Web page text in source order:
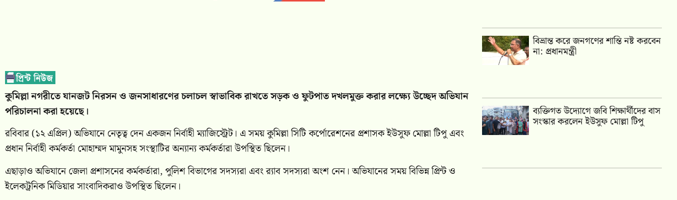
কুমিল্লা নগরীতে যানজট নিরসন ও জনসাধারণের চলাচল স্বাভাবিক রাখতে সড়ক ও ফুটপাত দখলমুক্ত করার লক্ষ্যে উচ্ছেদ অভিযান
পরিচালনা করা হয়েছে।
রবিবার (১২ এপ্রিল) অভিযানে নেতৃত্ব দেন একজন নির্বাহী ম্যাজিস্ট্রেট। এ সময় কুমিল্লা সিটি কর্পোরেশনের প্রশাসক ইউসুফ মোল্লা টিপু এবং
প্রধান নির্বাহী কর্মকর্তা মোহাম্মদ মামুনসহ সংস্থাটির অন্যান্য কর্মকর্তারা উপস্থিত ছিলেন।
এছাড়াও অভিযানে জেলা প্রশাসনের কর্মকর্তারা, পুলিশ বিভাগের সদস্যরা এবং র‌্যাব সদস্যরা অংশ নেন। অভিযানের সময় বিভিন্ন প্রিন্ট ও
ইলেকট্রনিক মিডিয়ার সাংবাদিকরাও উপস্থিত ছিলেন।
বিভ্রান্ত করে জনগণের শান্তি নষ্ট করবেন
না: প্রধানমন্ত্রী
ব্যক্তিগত উদ্যোগে জবি শিক্ষার্থীদের বাস
সংস্কার করলেন ইউসুফ মোল্লা টিপু